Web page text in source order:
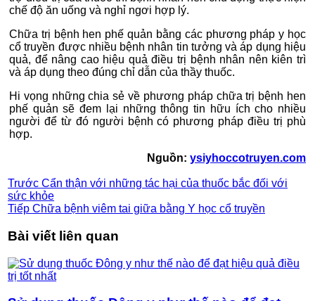
chế độ ăn uống và nghỉ ngơi hợp lý.
Chữa trị bệnh hen phế quản bằng các phương pháp y học
cổ truyền được nhiều bệnh nhân tin tưởng và áp dụng hiệu
quả, để nâng cao hiệu quả điều trị bệnh nhân nên kiên trì
và áp dụng theo đúng chỉ dẫn của thầy thuốc.
Hi vọng những chia sẻ về phương pháp chữa trị bệnh hen
phế quản sẽ đem lại những thông tin hữu ích cho nhiều
người để từ đó người bệnh có phương pháp điều trị phù
hợp.
Nguồn: ysiyhoccotruyen.com
Trước Cẩn thận với những tác hại của thuốc bắc đối với
sức khỏe
Tiếp Chữa bệnh viêm tai giữa bằng Y học cổ truyền
Bài viết liên quan